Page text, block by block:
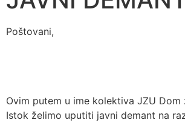
Poštovani,
Ovim putem u ime kolektiva JZU Dom
Istok želimo uputiti javni demant na